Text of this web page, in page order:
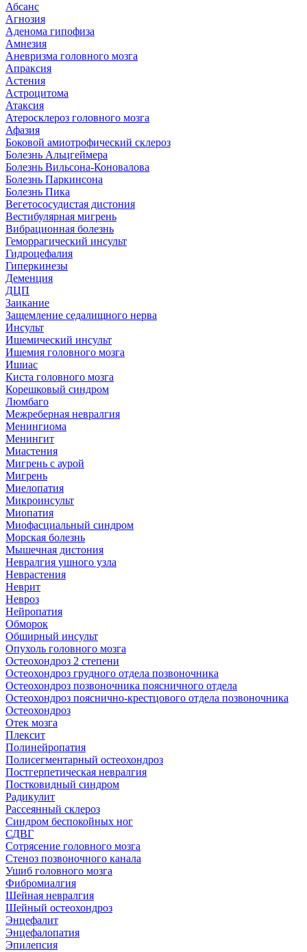
Абсанс
Агнозия
Аденома гипофиза
Амнезия
Аневризма головного мозга
Апраксия
Астения
Астроцитома
Атаксия
Атеросклероз головного мозга
Афазия
Боковой амиотрофический склероз
Болезнь Альцгеймера
Болезнь Вильсона-Коновалова
Болезнь Паркинсона
Болезнь Пика
Вегетососудистая дистония
Вестибулярная мигрень
Вибрационная болезнь
Геморрагический инсульт
Гидроцефалия
Гиперкинезы
Деменция
ДЦП
Заикание
Защемление седалищного нерва
Инсульт
Ишемический инсульт
Ишемия головного мозга
Ишиас
Киста головного мозга
Корешковый синдром
Люмбаго
Межреберная невралгия
Менингиома
Менингит
Миастения
Мигрень с аурой
Мигрень
Миелопатия
Микроинсульт
Миопатия
Миофасциальный синдром
Морская болезнь
Мышечная дистония
Невралгия ушного узла
Неврастения
Неврит
Невроз
Нейропатия
Обморок
Обширный инсульт
Опухоль головного мозга
Остеохондроз 2 степени
Остеохондроз грудного отдела позвоночника
Остеохондроз позвоночника поясничного отдела
Остеохондроз пояснично-крестцового отдела позвоночника
Остеохондроз
Отек мозга
Плексит
Полинейропатия
Полисегментарный остеохондроз
Постгерпетическая невралгия
Постковидный синдром
Радикулит
Рассеянный склероз
Синдром беспокойных ног
СДВГ
Сотрясение головного мозга
Стеноз позвоночного канала
Ушиб головного мозга
Фибромиалгия
Шейная невралгия
Шейный остеохондроз
Энцефалит
Энцефалопатия
Эпилепсия